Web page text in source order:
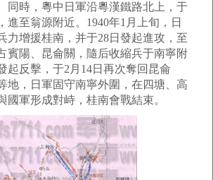
同時，粵中日軍沿粵漢鐵路北上，于
進至翁源附近。1940年1月上旬，日
力增援桂南，并于28日發起進攻，至
賓陽、昆侖關，隨后收縮兵于南寧附
起反擊，于2月14日再次奪回昆侖
地，日軍固守南寧外圍，在四塘、高
國軍形成對峙，桂南會戰結束。